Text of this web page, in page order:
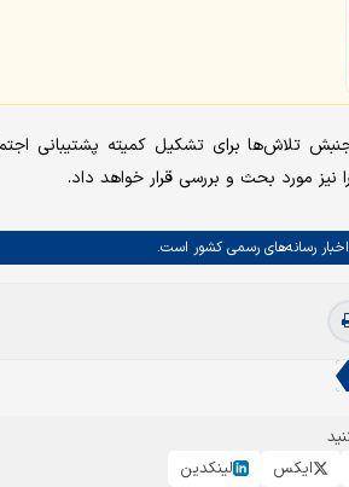
تلاش‌ها برای تشکیل کمیته پشتیبانی
نیز مورد بحث و بررسی قرار خواهد داد.
اخبار رسانه‌های رسمی کشور است.
ایکس لینکدین